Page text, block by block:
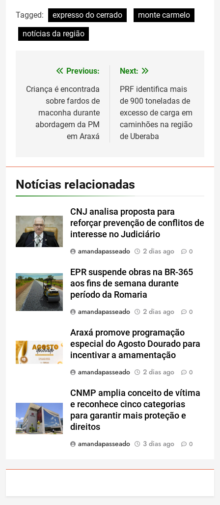
Tagged: expresso do cerrado
monte carmelo
notícias da região
Navegação
de
Post
Previous:
Criança é encontrada
sobre fardos de
maconha durante
abordagem da PM
em Araxá
Next:
PRF identifica mais
de 900 toneladas de
excesso de carga em
caminhões na região
de Uberaba
Notícias relacionadas
CNJ analisa proposta para
reforçar prevenção de conflitos de
interesse no Judiciário
amandapasseado
2 dias ago 0
EPR suspende obras na BR-365
aos fins de semana durante
período da Romaria
amandapasseado
2 dias ago 0
Araxá promove programação
especial do Agosto Dourado para
incentivar a amamentação
amandapasseado
2 dias ago 0
CNMP amplia conceito de vítima
e reconhece cinco categorias
para garantir mais proteção e
direitos
amandapasseado
3 dias ago 0